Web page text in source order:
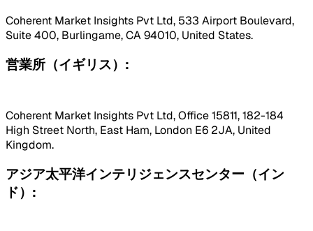
Coherent Market Insights Pvt Ltd, 533 Airport Boulevard,
Suite 400, Burlingame, CA 94010, United States.
営業所（イギリス）:
Coherent Market Insights Pvt Ltd, Office 15811, 182-184
High Street North, East Ham, London E6 2JA, United
Kingdom.
アジア太平洋インテリジェンスセンター（イン
ド）: